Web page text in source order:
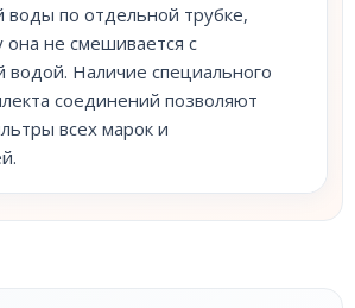
воды по отдельной трубке,
она не смешивается с
водой. Наличие специального
соединений позволяют
всех марок и